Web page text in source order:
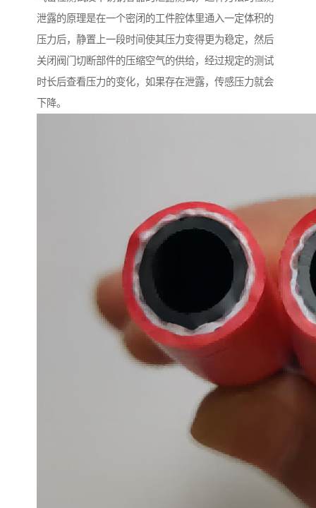
泄露的原理是在一个密闭的工件腔体里通入一定体积的
压力后，静置上一段时间使其压力变得更为稳定，然后
关闭阀门切断部件的压缩空气的供给，经过规定的测试
时长后查看压力的变化，如果存在泄露，传感压力就会
下降。